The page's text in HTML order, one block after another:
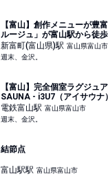
【富山】創作メニューが豊
ルージュ」が富山駅から徒
【NEW OPEN】 - 週末、金沢
新富町(富山県)駅 富山県富山市
週末、金沢。
【富山】完全個室ラグジュ
SAUNA - i3U7（アイサウナ
ナを体験してきました！ - 週
電鉄富山駅 富山県富山市
週末、金沢。
結節点
富山駅駅 富山県富山市